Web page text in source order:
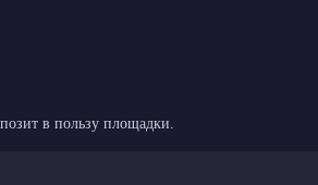
в пользу площадки.